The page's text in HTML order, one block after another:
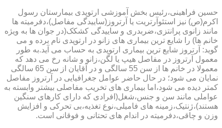
حسین فراهینی،رئیس بخش آموزشی ارتوپدی بیمارستان رسول
اکرم(ص) نیز استئوآرتریت یا آرتروز(ساییدگی مفاصل)،دفرمیته ها
مانند زانوی پرانتزی،ضربدری و ساییدگی کشکک(در جوان ها به ویژه
خانم ها) را شایع ترین بیماری های زانو در ارتوپدی نام برده و می
گوید: آرتروز شایع ترین بیماری ارتوپدی به حساب می آید.به طور
معمول آرتروز در مفاصل هیپ یا لگن،زانو و شانه رخ می دهد که
معمولا در خانم ها از سن 55 سالگی و در آقایان از سن 65 سالگی
نمایان می شود؛ در حال حاضر عوامل جغرافیایی در آرتروز مفاصل
کمتر دیده می شود،اما بیماری های تخریب مفاصلی بیشتر وابسته به
عواملی مانند سن و جنس،شغل(افرادی که دارای کارهای سنگین
هستند)،ژنتیک،زمینه های فامیلی،نوع تغذیه،بی تحرکی و افزایش
وزن و چاقی،دفرمیته در اندام های تحتانی و فوقانی است.